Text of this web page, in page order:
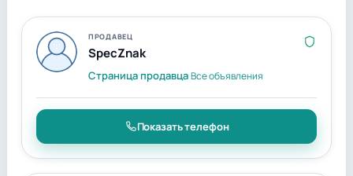
ПРОДАВЕЦ
SpecZnak
Страница продавцаВсе объявления
Показать телефон